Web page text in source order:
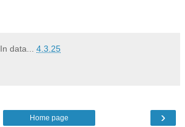
In data... 4.3.25
›
Home page